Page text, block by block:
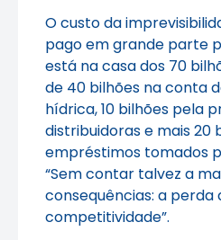
O custo da
pago em grande parte
está na casa dos 70
de 40 bilhões na conta
hídrica, 10 bilhões pela
distribuidoras e mais 20
empréstimos tomados
“Sem contar talvez a
consequências: a perda
competitividade”.